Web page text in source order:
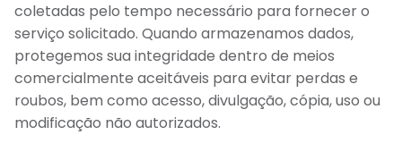
coletadas pelo tempo necessário para fornecer o
serviço solicitado. Quando armazenamos dados,
protegemos sua integridade dentro de meios
comercialmente aceitáveis para evitar perdas e
roubos, bem como acesso, divulgação, cópia, uso ou
modificação não autorizados.